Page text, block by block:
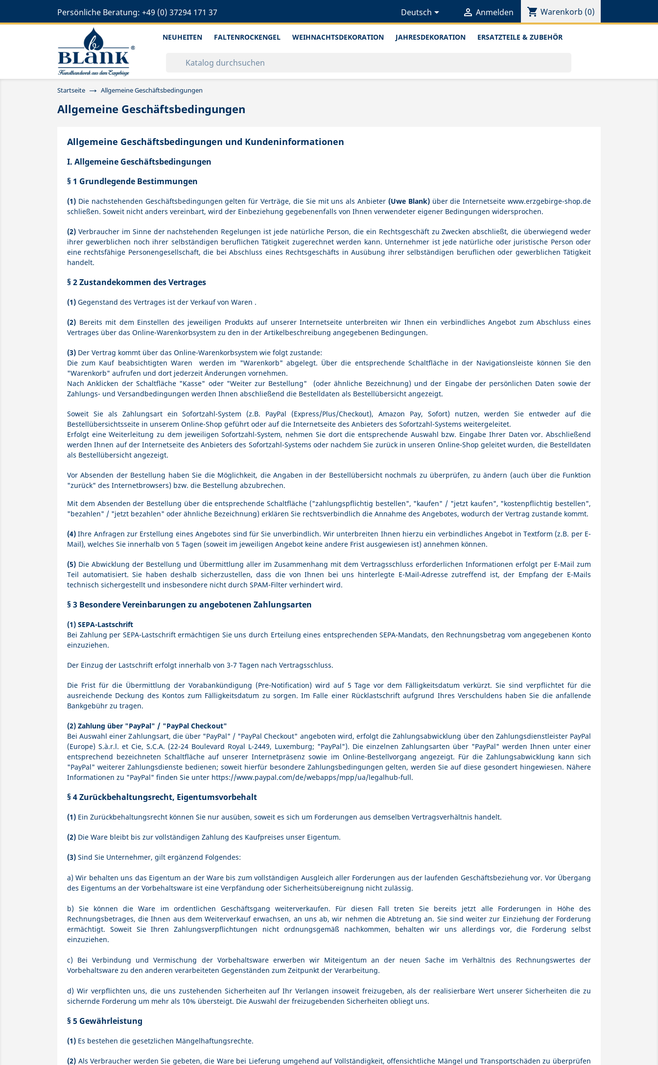
Persönliche Beratung: +49 (0) 37294 171 37 Deutsch  Anmelden shopping_cart Warenkorb (0)
NEUHEITEN FALTENROCKENGEL WEIHNACHTSDEKORATION JAHRESDEKORATION ERSATZTEILE & ZUBEHÖR
Startseite Allgemeine Geschäftsbedingungen
Allgemeine Geschäftsbedingungen
Allgemeine Geschäftsbedingungen und Kundeninformationen
I. Allgemeine Geschäftsbedingungen
§ 1 Grundlegende Bestimmungen
(1) Die nachstehenden Geschäftsbedingungen gelten für Verträge, die Sie mit uns als Anbieter (Uwe Blank)über die Internetseite www.erzgebirge-shop.de
schließen. Soweit nicht anders vereinbart, wird der Einbeziehung gegebenenfalls von Ihnen verwendeter eigener Bedingungen widersprochen.
(2) Verbraucher im Sinne der nachstehenden Regelungen ist jede natürliche Person, die ein Rechtsgeschäft zu Zwecken abschließt, die überwiegend weder
ihrer gewerblichen noch ihrer selbständigen beruflichen Tätigkeit zugerechnet werden kann. Unternehmer ist jede natürliche oder juristische Person oder
eine rechtsfähige Personengesellschaft, die bei Abschluss eines Rechtsgeschäfts in Ausübung ihrer selbständigen beruflichen oder gewerblichen Tätigkeit
handelt.
§ 2 Zustandekommen des Vertrages
(1) Gegenstand des Vertrages ist der Verkauf von Waren .
(2) Bereits mit dem Einstellen des jeweiligen Produkts auf unserer Internetseite unterbreiten wir Ihnen ein verbindliches Angebot zum Abschluss eines
Vertrages über das Online-Warenkorbsystem zu den in der Artikelbeschreibung angegebenen Bedingungen.
(3) Der Vertrag kommt über das Online-Warenkorbsystem wie folgt zustande:
Die zum Kauf beabsichtigten Waren werden im "Warenkorb" abgelegt. Über die entsprechende Schaltfläche in der Navigationsleiste können Sie den
"Warenkorb" aufrufen und dort jederzeit Änderungen vornehmen.
Nach Anklicken der Schaltfläche "Kasse" oder "Weiter zur Bestellung"
(oder ähnliche Bezeichnung) und der Eingabe der persönlichen Daten sowie der
Zahlungs- und Versandbedingungen werden Ihnen abschließend die Bestelldaten als Bestellübersicht angezeigt.
Soweit Sie als Zahlungsart ein Sofortzahl-System (z.B. PayPal (Express/Plus/Checkout), Amazon Pay, Sofort) nutzen, werden Sie entweder auf die
Bestellübersichtsseite in unserem Online-Shop geführt oder auf die Internetseite des Anbieters des Sofortzahl-Systems weitergeleitet.
Erfolgt eine Weiterleitung zu dem jeweiligen Sofortzahl-System, nehmen Sie dort die entsprechende Auswahl bzw. Eingabe Ihrer Daten vor. Abschließend
werden Ihnen auf der Internetseite des Anbieters des Sofortzahl-Systems oder nachdem Sie zurück in unseren Online-Shop geleitet wurden, die Bestelldaten
als Bestellübersicht angezeigt.
Vor Absenden der Bestellung haben Sie die Möglichkeit, die Angaben in der Bestellübersicht nochmals zu überprüfen, zu ändern (auch über die Funktion
"zurück" des Internetbrowsers) bzw. die Bestellung abzubrechen.
Mit dem Absenden der Bestellung über die entsprechende Schaltfläche ("zahlungspflichtig bestellen", "kaufen" / "jetzt kaufen", "kostenpflichtig bestellen",
"bezahlen" / "jetzt bezahlen" oder ähnliche Bezeichnung) erklären Sie rechtsverbindlich die Annahme des Angebotes, wodurch der Vertrag zustande kommt.
(4) Ihre Anfragen zur Erstellung eines Angebotes sind für Sie unverbindlich. Wir unterbreiten Ihnen hierzu ein verbindliches Angebot in Textform (z.B. per E-
Mail), welches Sie innerhalb von 5 Tagen (soweit im jeweiligen Angebot keine andere Frist ausgewiesen ist) annehmen können.
(5) Die Abwicklung der Bestellung und Übermittlung aller im Zusammenhang mit dem Vertragsschluss erforderlichen Informationen erfolgt per E-Mail zum
Teil automatisiert. Sie haben deshalb sicherzustellen, dass die von Ihnen bei uns hinterlegte E-Mail-Adresse zutreffend ist, der Empfang der E-Mails
technisch sichergestellt und insbesondere nicht durch SPAM-Filter verhindert wird.
§ 3 Besondere Vereinbarungen zu angebotenen Zahlungsarten
(1) SEPA-Lastschrift
Bei Zahlung per SEPA-Lastschrift ermächtigen Sie uns durch Erteilung eines entsprechenden SEPA-Mandats, den Rechnungsbetrag vom angegebenen Konto
einzuziehen.
Der Einzug der Lastschrift erfolgt innerhalb von 3-7 Tagen nach Vertragsschluss.
Die Frist für die Übermittlung der Vorabankündigung (Pre-Notification) wird auf 5 Tage vor dem Fälligkeitsdatum verkürzt. Sie sind verpflichtet für die
ausreichende Deckung des Kontos zum Fälligkeitsdatum zu sorgen. Im Falle einer Rücklastschrift aufgrund Ihres Verschuldens haben Sie die anfallende
Bankgebühr zu tragen.
(2) Zahlung über "PayPal" / "PayPal Checkout"
Bei Auswahl einer Zahlungsart, die über "PayPal" / "PayPal Checkout" angeboten wird, erfolgt die Zahlungsabwicklung über den Zahlungsdienstleister PayPal
(Europe) S.à.r.l. et Cie, S.C.A. (22-24 Boulevard Royal L-2449, Luxemburg; "PayPal"). Die einzelnen Zahlungsarten über "PayPal" werden Ihnen unter einer
entsprechend bezeichneten Schaltfläche auf unserer Internetpräsenz sowie im Online-Bestellvorgang angezeigt. Für die Zahlungsabwicklung kann sich
"PayPal" weiterer Zahlungsdienste bedienen; soweit hierfür besondere Zahlungsbedingungen gelten, werden Sie auf diese gesondert hingewiesen. Nähere
Informationen zu "PayPal" finden Sie unter https://www.paypal.com/de/webapps/mpp/ua/legalhub-full.
§ 4 Zurückbehaltungsrecht, Eigentumsvorbehalt
(1) Ein Zurückbehaltungsrecht können Sie nur ausüben, soweit es sich um Forderungen aus demselben Vertragsverhältnis handelt.
(2) Die Ware bleibt bis zur vollständigen Zahlung des Kaufpreises unser Eigentum.
(3) Sind Sie Unternehmer, gilt ergänzend Folgendes:
a) Wir behalten uns das Eigentum an der Ware bis zum vollständigen Ausgleich aller Forderungen aus der laufenden Geschäftsbeziehung vor. Vor Übergang
des Eigentums an der Vorbehaltsware ist eine Verpfändung oder Sicherheitsübereignung nicht zulässig.
b) Sie können die Ware im ordentlichen Geschäftsgang weiterverkaufen. Für diesen Fall treten Sie bereits jetzt alle Forderungen in Höhe des
Rechnungsbetrages, die Ihnen aus dem Weiterverkauf erwachsen, an uns ab, wir nehmen die Abtretung an. Sie sind weiter zur Einziehung der Forderung
ermächtigt. Soweit Sie Ihren Zahlungsverpflichtungen nicht ordnungsgemäß nachkommen, behalten wir uns allerdings vor, die Forderung selbst
einzuziehen.
c) Bei Verbindung und Vermischung der Vorbehaltsware erwerben wir Miteigentum an der neuen Sache im Verhältnis des Rechnungswertes der
Vorbehaltsware zu den anderen verarbeiteten Gegenständen zum Zeitpunkt der Verarbeitung.
d) Wir verpflichten uns, die uns zustehenden Sicherheiten auf Ihr Verlangen insoweit freizugeben, als der realisierbare Wert unserer Sicherheiten die zu
sichernde Forderung um mehr als 10% übersteigt. Die Auswahl der freizugebenden Sicherheiten obliegt uns.
§ 5 Gewährleistung
(1) Es bestehen die gesetzlichen Mängelhaftungsrechte.
(2) Als Verbraucher werden Sie gebeten, die Ware bei Lieferung umgehend auf Vollständigkeit, offensichtliche Mängel und Transportschäden zu überprüfen